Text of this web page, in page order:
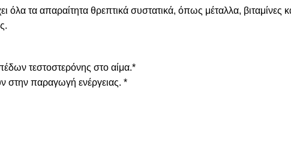
όλα τα απαραίτητα θρεπτικά συστατικά, όπως μέταλλα, βιταμίνες
τεστοστερόνης στο αίμα.*
στην παραγωγή ενέργειας. *